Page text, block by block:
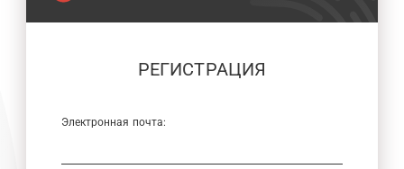
РЕГИСТРАЦИЯ
Электронная почта: